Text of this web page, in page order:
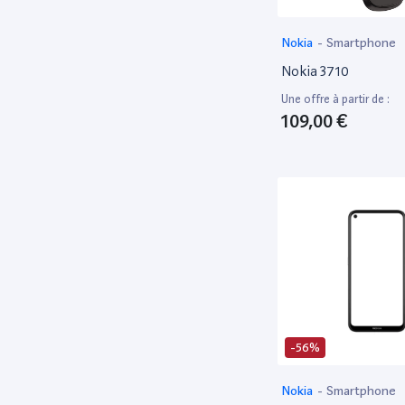
Nokia - Smartphone
Nokia 3710
Une offre à partir de :
109,00 €
-56%
Nokia - Smartphone